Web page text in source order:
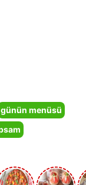
günün menüsü